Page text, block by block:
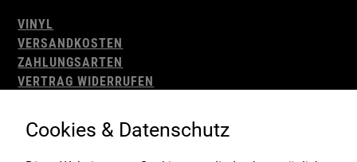
VINYL
VERSANDKOSTEN
ZAHLUNGSARTEN
VERTRAG WIDERRUFEN
WIDERRUFSBELEHRUNG
IMPRESSUM
Cookies & Datenschutz